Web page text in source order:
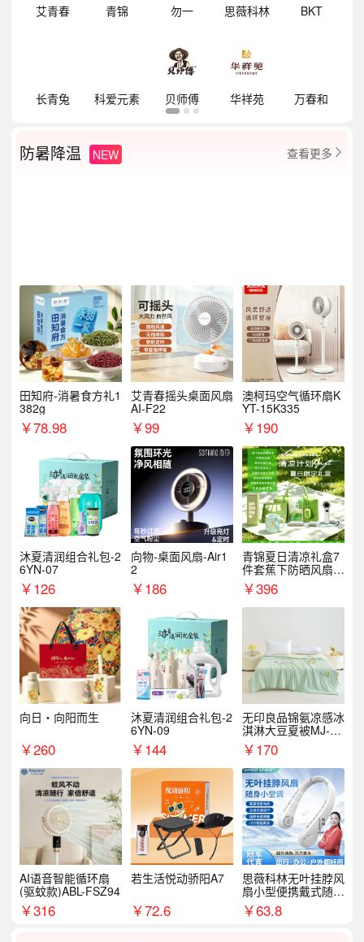
艾青春 青锦 勿一 思薇科林 BKT
长青兔 科爱元素 贝师傅 华祥苑 万春和
防暑降温 NEW 查看更多 
田知府-消暑食方礼1
382g
￥78.98
艾青春摇头桌面风扇
AI-F22
￥99
澳柯玛空气循环扇K
YT-15K335
￥190
沐夏清润组合礼包-2
6YN-07
￥126
向物-桌面风扇-Air1
2
￥186
青锦夏日清凉礼盒7
件套蕉下防晒风扇员
工福利端午伴手礼企
业定制
￥396
向日・向阳而生
￥260
沐夏清润组合礼包-2
6YN-09
￥144
无印良品锦氨凉感冰
淇淋大豆夏被MJ-B2
025-0193
￥170
AI语音智能循环扇
(驱蚊款)ABL-FSZ94
￥316
若生活悦动骄阳A7
￥72.6
思薇科林无叶挂脖风
扇小型便携戴式随身
挂脖子降温神器
￥63.8